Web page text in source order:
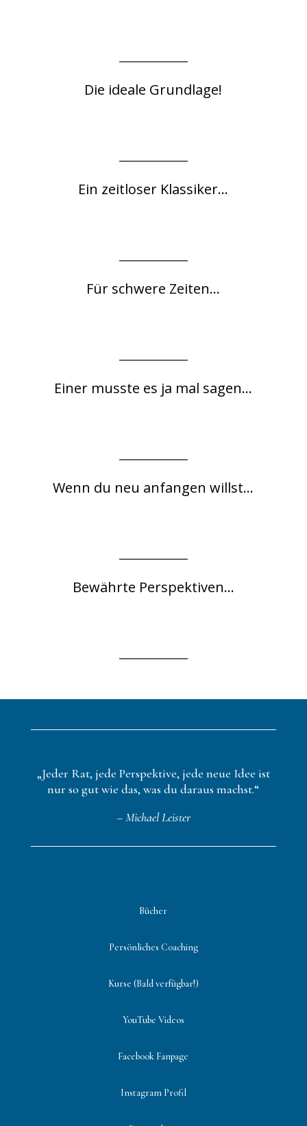
Die ideale Grundlage!
Ein zeitloser Klassiker...
Für schwere Zeiten...
Einer musste es ja mal sagen...
Wenn du neu anfangen willst...
Bewährte Perspektiven...
„Jeder Rat, jede Perspektive, jede neue Idee ist
nur so gut wie das, was du daraus machst.“
– Michael Leister
Bücher
Persönliches Coaching
Kurse (Bald verfügbar!)
YouTube Videos
Facebook Fanpage
Instagram Profil